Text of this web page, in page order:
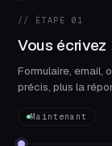
// ÉTAPE 01
Vous écrivez
Formulaire, email,
précis, plus la
Maintenant